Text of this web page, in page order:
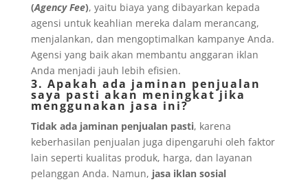
(Agency Fee), yaitu biaya yang dibayarkan kepada
agensi untuk keahlian mereka dalam merancang,
menjalankan, dan mengoptimalkan kampanye Anda.
Agensi yang baik akan membantu anggaran iklan
Anda menjadi jauh lebih efisien.
3. Apakah ada jaminan penjualan
saya pasti akan meningkat jika
menggunakan jasa ini?
Tidak ada jaminan penjualan pasti, karena
keberhasilan penjualan juga dipengaruhi oleh faktor
lain seperti kualitas produk, harga, dan layanan
pelanggan Anda. Namun, jasa iklan sosial